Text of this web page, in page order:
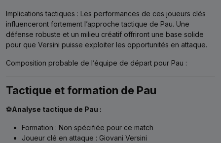
Implications tactiques : Les performances de ces joueurs clés
influenceront fortement l’approche tactique de Pau. Une
défense robuste et un milieu créatif offriront une base solide
pour que Versini puisse exploiter les opportunités en attaque.
Composition probable de l’équipe de départ pour Pau :
Tactique et formation de Pau
⚽Analyse tactique de Pau :
Formation : Non spécifiée pour ce match
Joueur clé en attaque : Giovani Versini